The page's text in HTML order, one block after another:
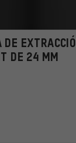
DE
DE 24 MM